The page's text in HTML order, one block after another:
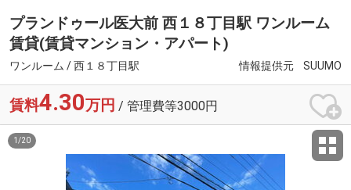
プランドゥール医大前 西１８丁目駅 ワンルーム
賃貸(賃貸マンション・アパート)
ワンルーム / 西１８丁目駅 情報提供元 SUUMO
賃料4.30万円 / 管理費等3000円
1 /20